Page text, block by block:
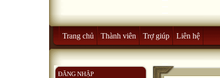
Trang chủ Thành viên Trợ giúp Liên hệ
ĐĂNG NHẬP